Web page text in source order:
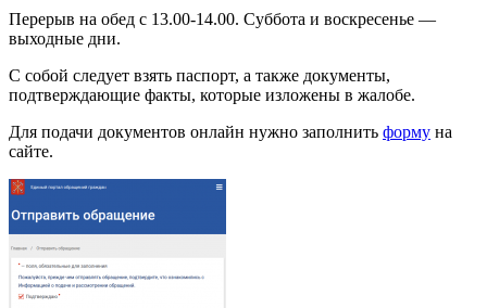
Перерыв на обед с 13.00-14.00. Суббота и воскресенье —
выходные дни.
C собой следует взять паспорт, а также документы,
подтверждающие факты, которые изложены в жалобе.
Для подачи документов онлайн нужно заполнить форму на
сайте.